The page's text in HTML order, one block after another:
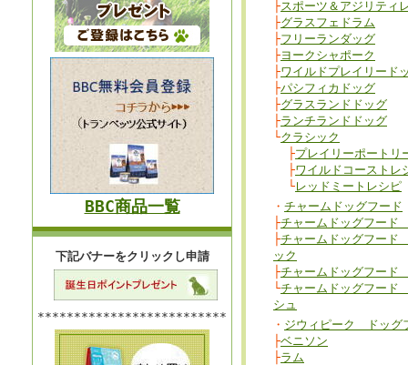
BBC商品一覧
下記バナーをクリックし申請
**************************
├スポーツ＆アジリティ
├グラスフェドラム
├フリーランダッグ
├ヨークシャポーク
├ワイルドプレイリード
├パシフィカドッグ
├グラスランドドッグ
├ランチランドドッグ
└クラシック
├プレイリーポートリ
├ワイルドコーストレ
└レッドミートレシピ
・ チャームドッグフード
├チャームドッグフード
├チャームドッグフード
ック
├チャームドッグフード
└チャームドッグフード
シュ
・ ジウィピーク ドッグ
├ベニソン
├ラム